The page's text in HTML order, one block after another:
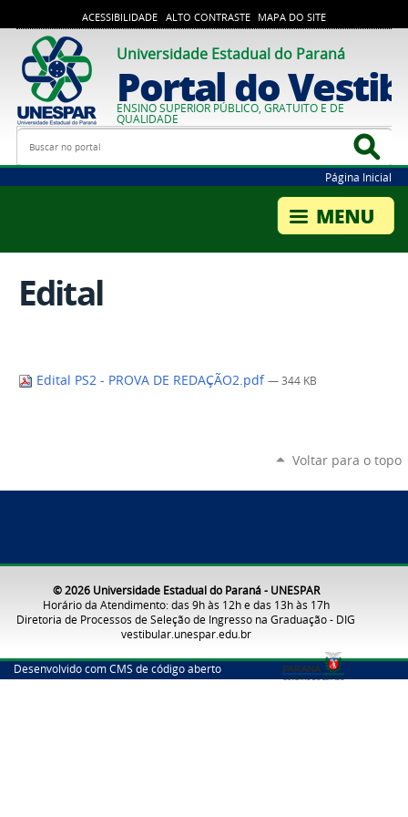
ACESSIBILIDADE ALTO CONTRASTE MAPA DO SITE
Universidade Estadual do Paraná
Portal do
ENSINO SUPERIOR PÚBLICO, GRATUITO E DE
QUALIDADE
Busca
Página Inicial
Edital
Edital PS2 - PROVA DE REDAÇÃO2.pdf — 344 KB
Voltar para o topo
© 2026 Universidade Estadual do Paraná - UNESPAR
Horário da Atendimento: das 9h às 12h e das 13h às 17h
Diretoria de Processos de Seleção de Ingresso na Graduação - DIG
vestibular.unespar.edu.br
Desenvolvido com CMS de código aberto